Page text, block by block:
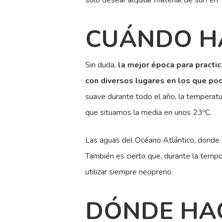
CUÁNDO
Sin duda, la mejor época para
con diversos lugares en los que
suave durante todo el año, la
que situamos la media en unos 23ºC.
Las aguas del Océano Atlántico,
También es cierto que, durante la
utilizar siempre neopreno.
DÓNDE